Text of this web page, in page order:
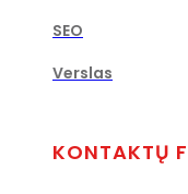
SEO
Verslas
KONTAKTŲ